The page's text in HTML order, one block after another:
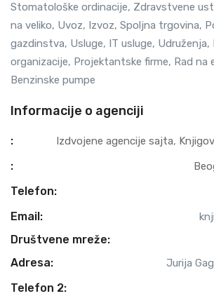
Stomatološke ordinacije, Zdravstvene
na veliko, Uvoz, Izvoz, Spoljna trgovina,
gazdinstva, Usluge, IT usluge, Udruženja,
organizacije, Projektantske firme, Rad na
Benzinske pumpe
Informacije o agenciji
: Izdvojene agencije sajta,
:
Telefon:
Email:
Društvene mreže:
Adresa:
Jurija
Telefon 2: